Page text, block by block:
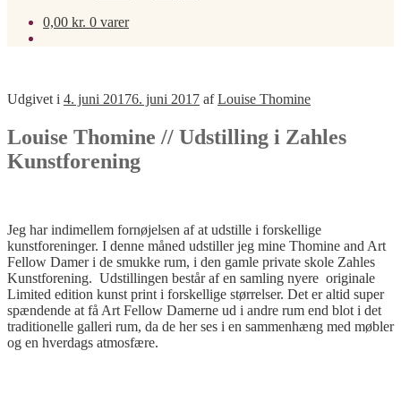
0,00 kr. 0 varer
Udgivet i 4. juni 20176. juni 2017 afLouise Thomine
Louise Thomine // Udstilling i Zahles
Kunstforening
Jeg har indimellem fornøjelsen af at udstille i forskellige
kunstforeninger. I denne måned udstiller jeg mine Thomine and Art
Fellow Damer i de smukke rum, i den gamle private skole Zahles
Kunstforening. Udstillingen består af en samling nyere originale
Limited edition kunst print i forskellige størrelser. Det er altid super
spændende at få Art Fellow Damerne ud i andre rum end blot i det
traditionelle galleri rum, da de her ses i en sammenhæng med møbler
og en hverdags atmosfære.